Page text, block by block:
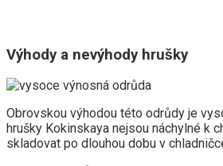
Výhody a nevýhody hrušky
Obrovskou výhodou této odrůdy je
hrušky Kokinskaya nejsou náchylné k
skladovat po dlouhou dobu v